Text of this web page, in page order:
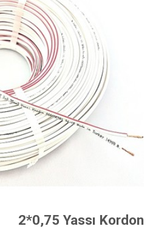
2*0,75 Yassı Kordon